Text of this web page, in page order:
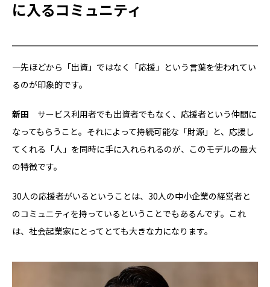
に入るコミュニティ
―先ほどから「出資」ではなく「応援」という言葉を使われてい
るのが印象的です。
新田 サービス利用者でも出資者でもなく、応援者という仲間に
なってもらうこと。それによって持続可能な「財源」と、応援し
てくれる「人」を同時に手に入れられるのが、このモデルの最大
の特徴です。
30人の応援者がいるということは、30人の中小企業の経営者と
のコミュニティを持っているということでもあるんです。これ
は、社会起業家にとってとても大きな力になります。